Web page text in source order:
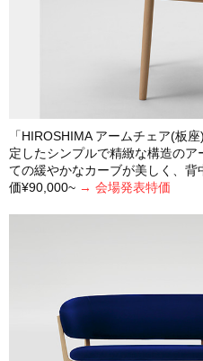
「HIROSHIMA アームチェア(板
定したシンプルで精緻な構造の
ての緩やかなカーブが美しく、
価¥90,000~ → 会場発表特価